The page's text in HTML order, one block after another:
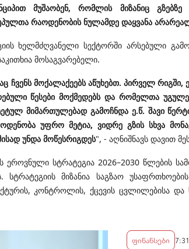
მუშაობენ, რომლის მიზანიც
რაოდენობის ნულამდე დაყვანა
ხელმძღვანელი სექტორში არსებული
მოსაგვარებელი.
ჩვენს მოქალაქეებს აწუხებთ. პირველ
წესები მოქმედებს და რომელთა
მიმართულებად გამოჩნდა ე.წ. შავი
უფრო მეტია, ვიდრე გზის სხვა
უნდა მოწესრიგდეს", - აღნიშნავს დავით
ეროვნული სტრატეგია 2026–2030 წლების
მიზანია საგზაო
კონტროლის, ქცევის ცვლილებისა და
ფინანსები 7:31